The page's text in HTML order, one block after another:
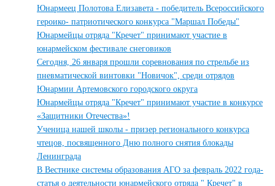
Юнармеец Полотова Елизавета - победитель Всероссийского
героико- патриотического конкурса "Маршал Победы"
Юнармейцы отряда "Кречет" принимают участие в
юнармейском фестивале снеговиков
Сегодня, 26 января прошли соревнования по стрельбе из
пневматической винтовки "Новичок", среди отрядов
Юнармии Артемовского городского округа
Юнармейцы отряда "Кречет" принимают участие в конкурсе
«Защитники Отечества»!
Ученица нашей школы - призер регионального конкурса
чтецов, посвященного Дню полного снятия блокады
Ленинграда
В Вестнике системы образования АГО за февраль 2022 года-
статья о деятельности юнармейского отряда " Кречет" в